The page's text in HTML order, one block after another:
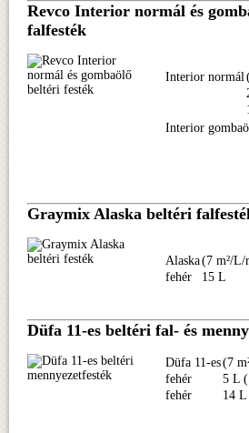
Revco Interior normál és
falfesték
Interior normál
Interior
Graymix Alaska beltéri
Alaska(7 m²/L/
fehér
15 L
Düfa 11-es beltéri fal- és
Düfa 11-es(7
fehér
5 L (
fehér
14 L